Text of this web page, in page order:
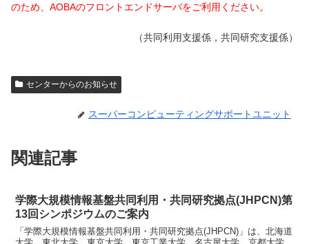
のため、AOBAのフロントエンドサーバをご利用ください。
（共同利用支援係，共同研究支援係）
センターからのお知らせ
スーパーコンピューティングサポートユニット
関連記事
学際大規模情報基盤共同利用・共同研究拠点(JHPCN)第
13回シンポジウムのご案内
「学際大規模情報基盤共同利用・共同研究拠点(JHPCN)」は、北海道